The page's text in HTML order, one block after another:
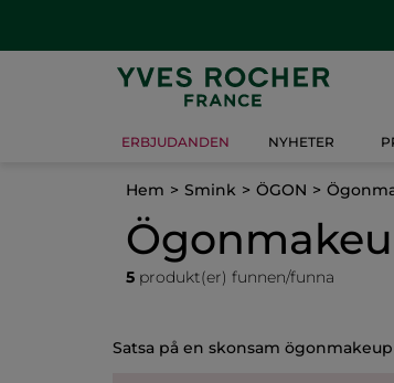
ERBJUDANDEN NYHETER
Hem Smink ÖGON
5 produkt(er) funnen/funna
Satsa på en skonsam